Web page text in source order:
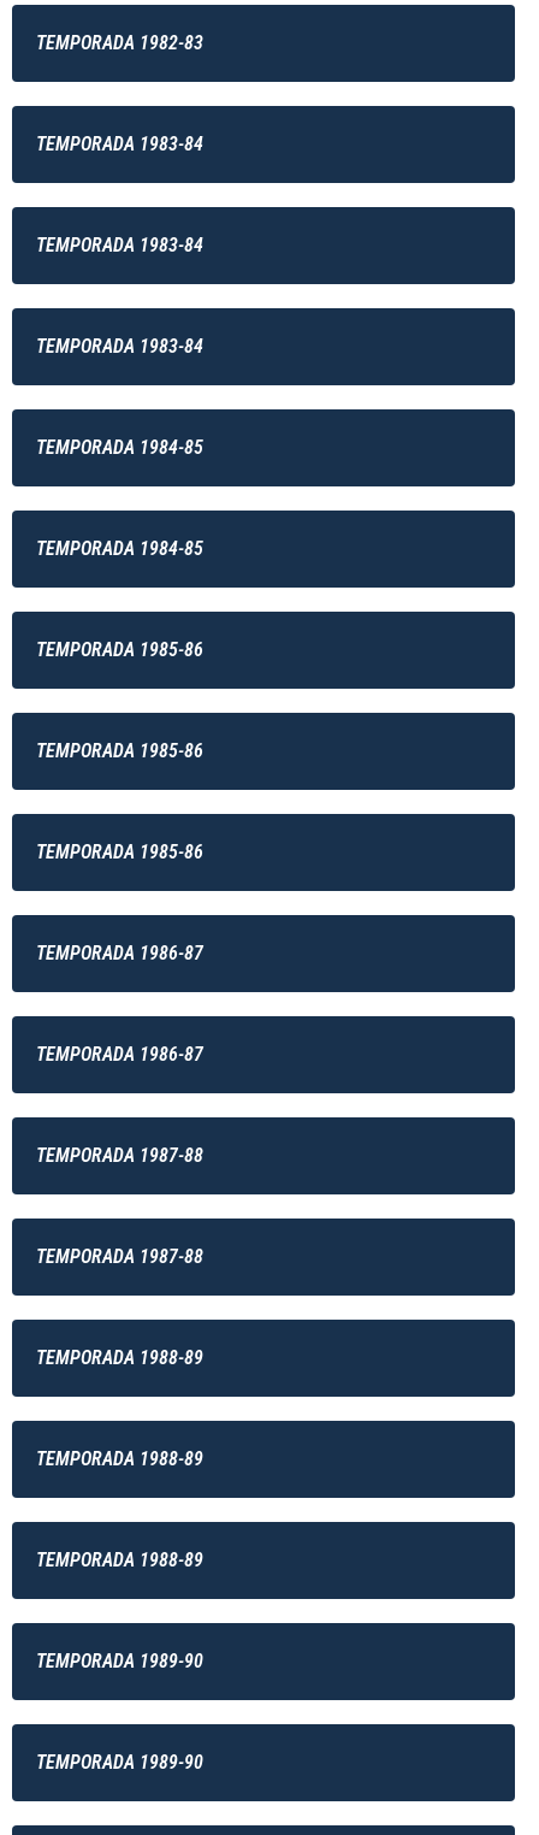
TEMPORADA 1982-83
TEMPORADA 1983-84
TEMPORADA 1983-84
TEMPORADA 1983-84
TEMPORADA 1984-85
TEMPORADA 1984-85
TEMPORADA 1985-86
TEMPORADA 1985-86
TEMPORADA 1985-86
TEMPORADA 1986-87
TEMPORADA 1986-87
TEMPORADA 1987-88
TEMPORADA 1987-88
TEMPORADA 1988-89
TEMPORADA 1988-89
TEMPORADA 1988-89
TEMPORADA 1989-90
TEMPORADA 1989-90